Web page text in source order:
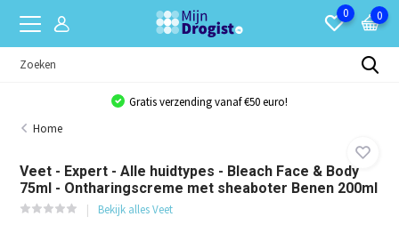
0 0
Gratis verzending vanaf €50 euro!
Home
Veet - Expert - Alle huidtypes - Bleach Face & Body
75ml - Ontharingscreme met sheaboter Benen 200ml
Bekijk alles Veet